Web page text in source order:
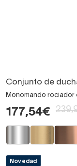
Conjunto de
Monomando rociador
177,54€
Novedad